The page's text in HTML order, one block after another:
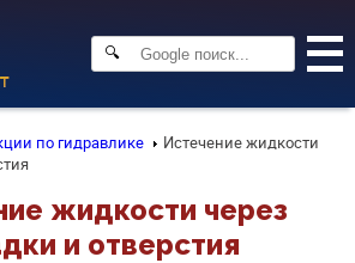
🔍
по гидравлике
Истечение жидкости
жидкости через
и отверстия